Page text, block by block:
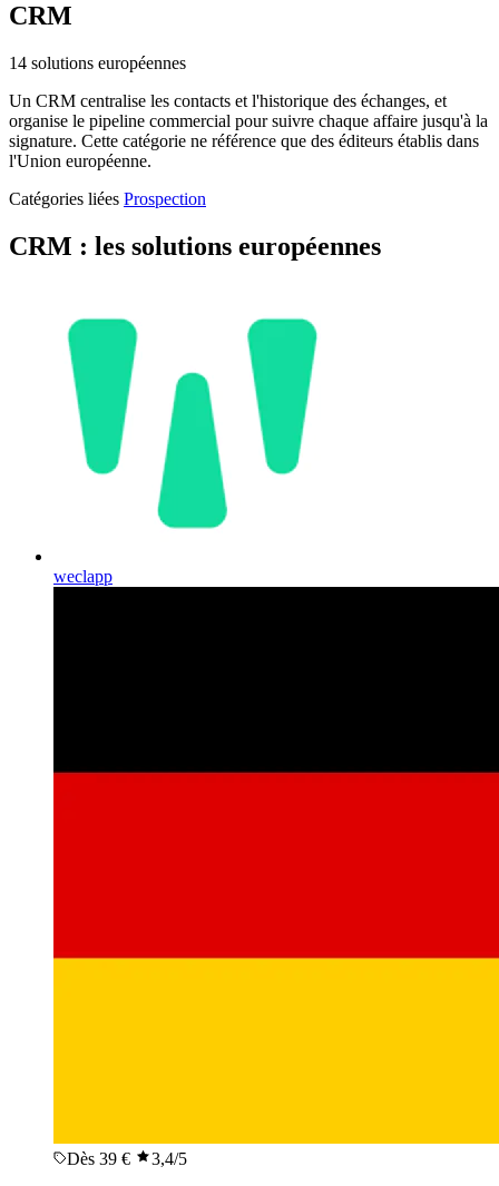
CRM
14 solutions européennes
Un CRM centralise les contacts et l'historique des échanges, et
organise le pipeline commercial pour suivre chaque affaire jusqu'à la
signature. Cette catégorie ne référence que des éditeurs établis dans
l'Union européenne.
Catégories liées Prospection
CRM : les solutions européennes
weclapp
Dès 39 € 3,4/5